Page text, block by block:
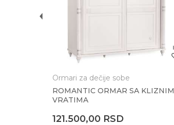
Ormari za dečije sobe
ROMANTIC ORMAR SA KLIZNIM
VRATIMA
121.500,00 RSD